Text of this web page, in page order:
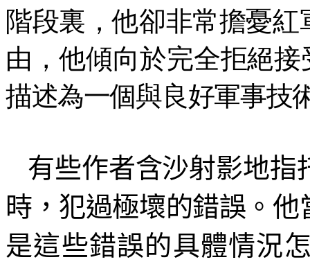
階段裏，他卻非常擔憂
由，他傾向於完全拒絕
描述為一個與良好軍事技
有些作者含沙射影地指
時，犯過極壞的錯誤。
是這些錯誤的具體情況